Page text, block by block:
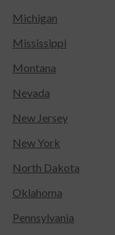
Michigan
Mississippi
Montana
Nevada
New Jersey
New York
North Dakota
Oklahoma
Pennsylvania